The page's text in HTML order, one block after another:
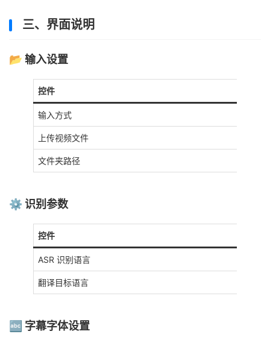
三、界面说明
📂 输入设置
控件
输入方式
上传视频文件
文件夹路径
⚙️ 识别参数
控件
ASR 识别语言
翻译目标语言
🔤 字幕字体设置